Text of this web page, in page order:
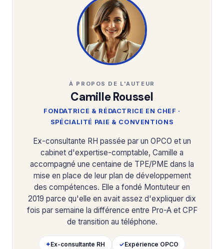
À PROPOS DE L'AUTEUR
Camille Roussel
FONDATRICE & RÉDACTRICE EN CHEF ·
SPÉCIALITÉ PAIE & CONVENTIONS
Ex-consultante RH passée par un OPCO et un
cabinet d'expertise-comptable, Camille a
accompagné une centaine de TPE/PME dans la
mise en place de leur plan de développement
des compétences. Elle a fondé Montuteur en
2019 parce qu'elle en avait assez d'expliquer dix
fois par semaine la différence entre Pro-A et CPF
de transition au téléphone.
✦Ex-consultante RH ✓Expérience OPCO